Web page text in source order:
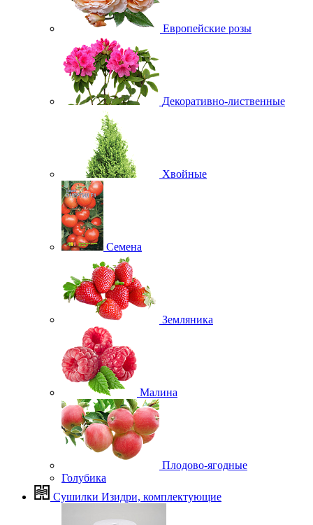
Европейские розы
Декоративно-лиственные
Хвойные
Семена
Земляника
Малина
Плодово-ягодные
Голубика
Сушилки Изидри, комплектующие